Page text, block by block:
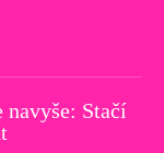
navyše: Stačí